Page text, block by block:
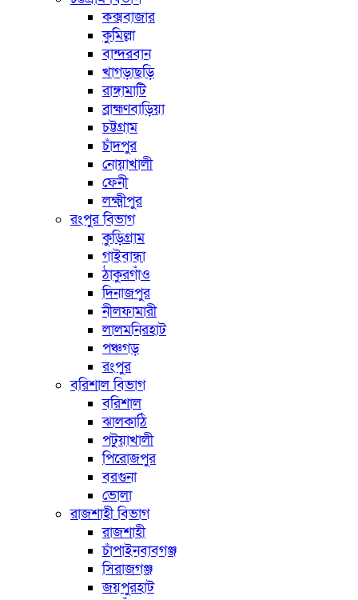
কক্সবাজার
কুমিল্লা
বান্দরবান
খাগড়াছড়ি
রাঙ্গামাটি
ব্রাহ্মণবাড়িয়া
চট্টগ্রাম
চাঁদপুর
নোয়াখালী
ফেনী
লক্ষ্মীপুর
রংপুর বিভাগ
কুড়িগ্রাম
গাইবান্ধা
ঠাকুরগাঁও
দিনাজপুর
নীলফামারী
লালমনিরহাট
পঞ্চগড়
রংপুর
বরিশাল বিভাগ
বরিশাল
ঝালকাঠি
পটুয়াখালী
পিরোজপুর
বরগুনা
ভোলা
রাজশাহী বিভাগ
রাজশাহী
চাঁপাইনবাবগঞ্জ
সিরাজগঞ্জ
জয়পুরহাট